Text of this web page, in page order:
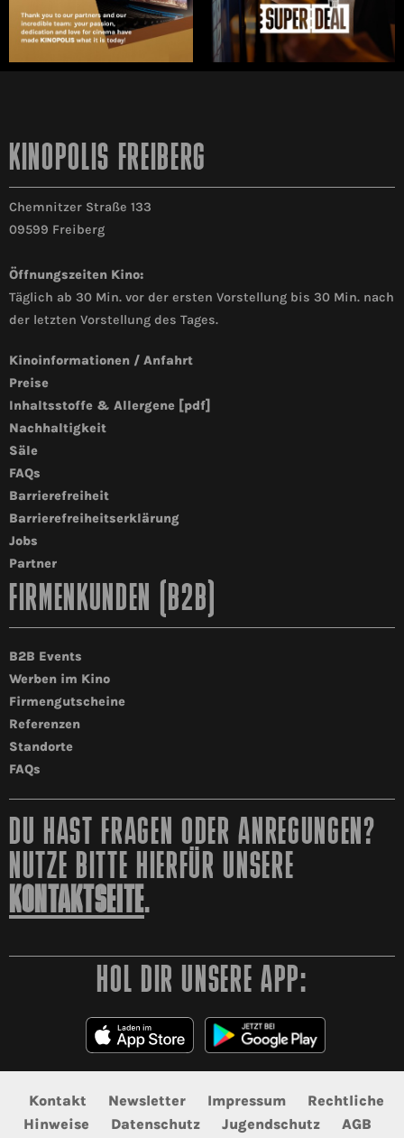
KINOPOLIS FREIBERG
Chemnitzer Straße 133
09599 Freiberg
Öffnungszeiten Kino:
Täglich ab 30 Min. vor der ersten Vorstellung bis 30 Min. nach
der letzten Vorstellung des Tages.
Kinoinformationen / Anfahrt
Preise
Inhaltsstoffe & Allergene [pdf]
Nachhaltigkeit
Säle
FAQs
Barrierefreiheit
Barrierefreiheitserklärung
Jobs
Partner
FIRMENKUNDEN (B2B)
B2B Events
Werben im Kino
Firmengutscheine
Referenzen
Standorte
FAQs
DU HAST FRAGEN ODER ANREGUNGEN?
NUTZE BITTE HIERFÜR UNSERE
KONTAKTSEITE.
HOL DIR UNSERE APP:
Kontakt Newsletter Impressum
Rechtliche
Hinweise
Datenschutz Jugendschutz AGB